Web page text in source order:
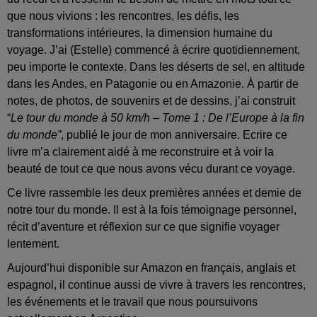
que nous vivions : les rencontres, les défis, les
transformations intérieures, la dimension humaine du
voyage. J’ai (Estelle) commencé à écrire quotidiennement,
peu importe le contexte. Dans les déserts de sel, en altitude
dans les Andes, en Patagonie ou en Amazonie. À partir de
notes, de photos, de souvenirs et de dessins, j’ai construit
“Le tour du monde à 50 km/h – Tome 1 : De l’Europe à la fin
du monde”, publié le jour de mon anniversaire. Ecrire ce
livre m’a clairement aidé à me reconstruire et à voir la
beauté de tout ce que nous avons vécu durant ce voyage.
Ce livre rassemble les deux premières années et demie de
notre tour du monde. Il est à la fois témoignage personnel,
récit d’aventure et réflexion sur ce que signifie voyager
lentement.
Aujourd’hui disponible sur Amazon en français, anglais et
espagnol, il continue aussi de vivre à travers les rencontres,
les événements et le travail que nous poursuivons